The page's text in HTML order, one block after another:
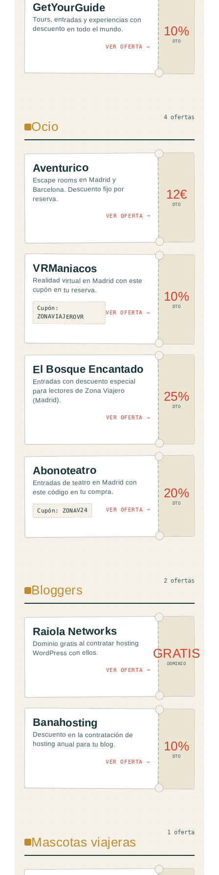
GetYourGuide
Tours, entradas y experiencias con
descuento en todo el mundo.
VER OFERTA →
10%
DTO
Ocio
4 ofertas
Aventurico
Escape rooms en Madrid y
Barcelona. Descuento fijo por
reserva.
VER OFERTA →
12€
DTO
VRManiacos
Realidad virtual en Madrid con este
cupón en tu reserva.
Cupón:
ZONAVIAJEROVR
VER OFERTA →
10%
DTO
El Bosque Encantado
Entradas con descuento especial
para lectores de Zona Viajero
(Madrid).
VER OFERTA →
25%
DTO
Abonoteatro
Entradas de teatro en Madrid con
este código en tu compra.
Cupón: ZONAV24 VER OFERTA →
20%
DTO
Bloggers
2 ofertas
Raiola Networks
Dominio gratis al contratar hosting
WordPress con ellos.
VER OFERTA →
GRATIS
DOMINIO
Banahosting
Descuento en la contratación de
hosting anual para tu blog.
VER OFERTA →
10%
DTO
Mascotas viajeras
1 oferta